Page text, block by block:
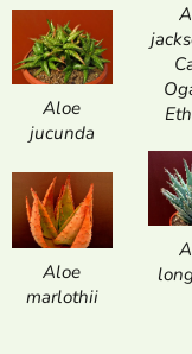
Aloe
jucunda
Aloe
marlothii